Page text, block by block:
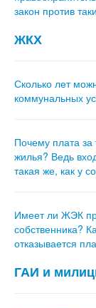
закон против
ЖКХ
Сколько лет
коммунальных
Почему плата за
жилья? Ведь
такая же, как у
Имеет ли ЖЭК
собственника?
отказывается
ГАИ и